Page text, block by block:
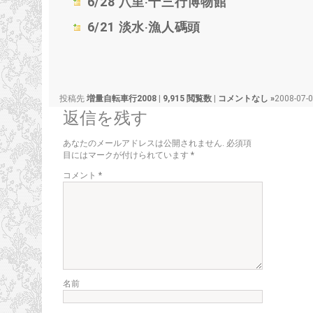
6/21 淡水‧漁人碼頭
投稿先 増量自転車行2008 9,915 閲覧数 コメントなし »2008-07-
返信を残す
あなたのメールアドレスは公開されません. 必須項
目にはマークが付けられています *
コメント *
名前